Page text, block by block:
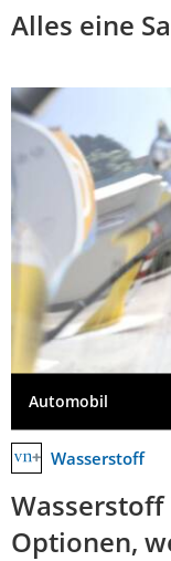
Alles eine
Automobil
Wasserstoff
Optionen,